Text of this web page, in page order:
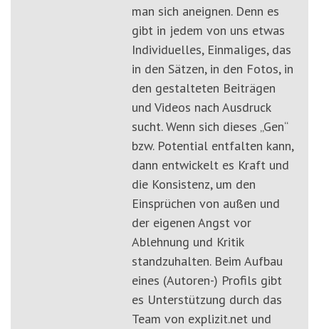
man sich aneignen. Denn es
gibt in jedem von uns etwas
Individuelles, Einmaliges, das
in den Sätzen, in den Fotos, in
den gestalteten Beiträgen
und Videos nach Ausdruck
sucht. Wenn sich dieses „Gen“
bzw. Potential entfalten kann,
dann entwickelt es Kraft und
die Konsistenz, um den
Einsprüchen von außen und
der eigenen Angst vor
Ablehnung und Kritik
standzuhalten. Beim Aufbau
eines (Autoren-) Profils gibt
es Unterstützung durch das
Team von explizit.net und